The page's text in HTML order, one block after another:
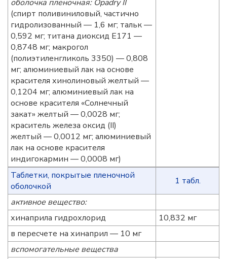
оболочка пленочная: Opadry II
(спирт поливиниловый, частично
гидролизованный — 1,6 мг; тальк —
0,592 мг; титана диоксид Е171 —
0,8748 мг; макрогол
(полиэтиленгликоль 3350) — 0,808
мг; алюминиевый лак на основе
красителя хинолиновый желтый —
0,1204 мг; алюминиевый лак на
основе красителя «Cолнечный
закат» желтый — 0,0028 мг;
краситель железа оксид (II)
желтый — 0,0012 мг; алюминиевый
лак на основе красителя
индигокармин — 0,0008 мг)
Таблетки, покрытые пленочной
оболочкой
1 табл.
активное вещество:
хинаприла гидрохлорид
10,832 мг
в пересчете на хинаприл — 10 мг
вспомогательные вещества